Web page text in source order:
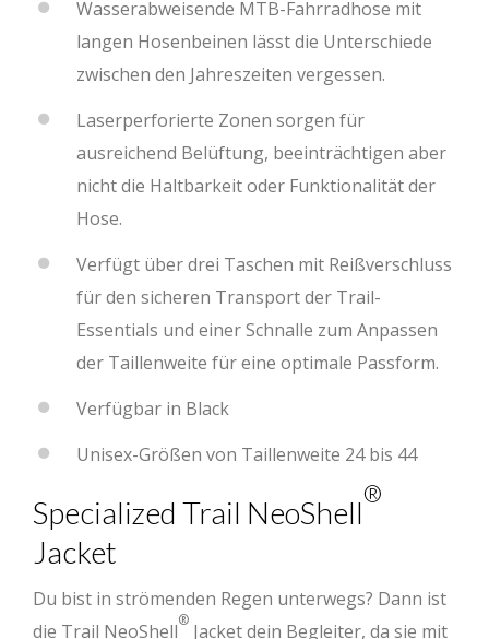
Wasserabweisende MTB-Fahrradhose mit
langen Hosenbeinen lässt die Unterschiede
zwischen den Jahreszeiten vergessen.
Laserperforierte Zonen sorgen für
ausreichend Belüftung, beeinträchtigen aber
nicht die Haltbarkeit oder Funktionalität der
Hose.
Verfügt über drei Taschen mit Reißverschluss
für den sicheren Transport der Trail-
Essentials und einer Schnalle zum Anpassen
der Taillenweite für eine optimale Passform.
Verfügbar in Black
Unisex-Größen von Taillenweite 24 bis 44
Specialized Trail NeoShell
®
Jacket
Du bist in strömenden Regen unterwegs? Dann ist
die Trail NeoShell® Jacket dein Begleiter, da sie mit